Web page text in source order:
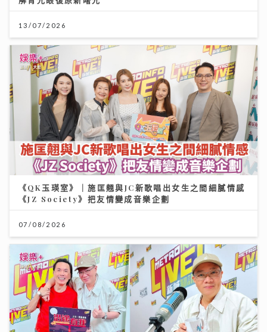
13/07/2026
《QK玉瑛室》｜施匡翹與JC新歌唱出女生之間細膩情感
《JZ Society》把友情變成音樂企劃
07/08/2026